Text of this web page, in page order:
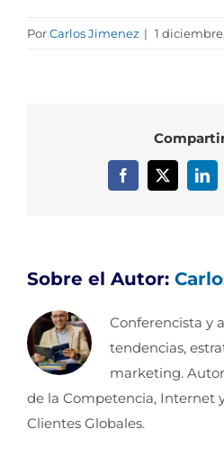
PorCarlos Jimenez | 1
Facebook
X
Sobre el Autor:
Conferencista y
tendencias,
marketing.
de la Competencia, Internet
Clientes Globales.